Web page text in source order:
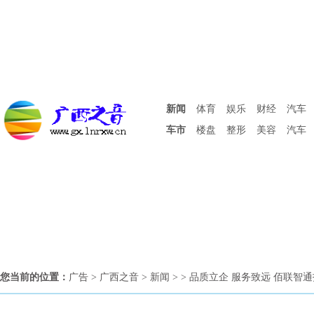
新闻 体育 娱乐 财经
汽车
车市
楼盘 整形 美容 汽车
您当前的位置： 广告 > 广西之音 > 新闻 > > 品质立企 服务致远 佰联智